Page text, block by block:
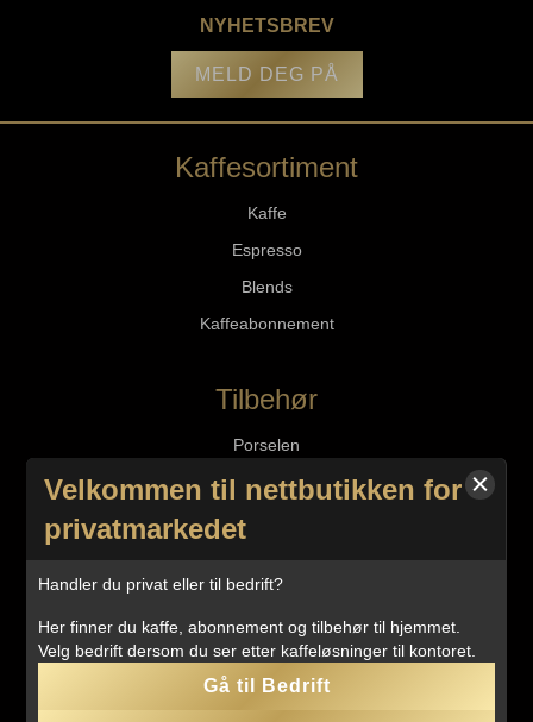
NYHETSBREV
MELD DEG PÅ
Kaffesortiment
Kaffe
Espresso
Blends
Kaffeabonnement
Tilbehør
Porselen
Kaffetilbehør
Maskintilbehør
Waterdrop
Kaffemaskiner og bryggerutstyr
Velkommen til nettbutikken for
privatmarkedet
Handler du privat eller til bedrift?
Her finner du kaffe, abonnement og tilbehør til hjemmet.
Velg bedrift dersom du ser etter kaffeløsninger til kontoret.
Gå til Bedrift